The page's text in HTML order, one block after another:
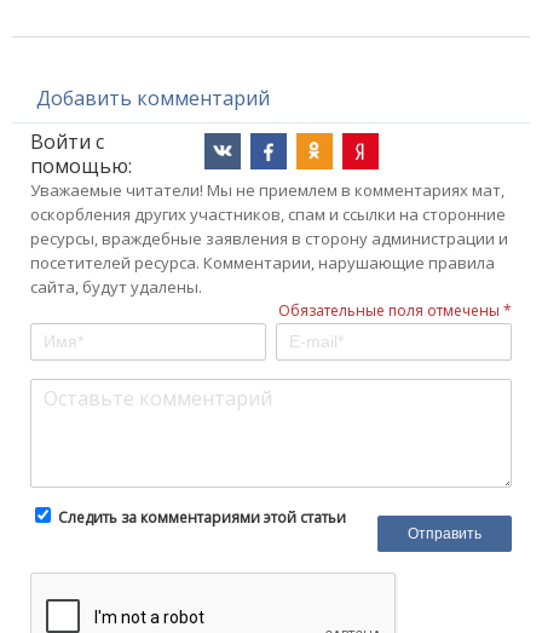
Добавить комментарий
Войти с
помощью:
Уважаемые читатели! Мы не приемлем в комментариях мат,
оскорбления других участников, спам и ссылки на сторонние
ресурсы, враждебные заявления в сторону администрации и
посетителей ресурса. Комментарии, нарушающие правила
сайта, будут удалены.
Обязательные поля отмечены *
Следить за комментариями этой статьи